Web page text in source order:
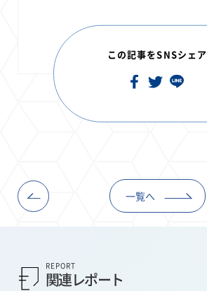
この記事をSNSシェア
一覧へ
REPORT
関連レポート